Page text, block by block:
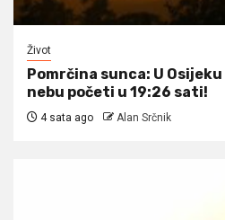
Život
Pomrčina sunca: U Osijeku
nebu početi u 19:26 sati!
4 sata ago Alan Srčnik